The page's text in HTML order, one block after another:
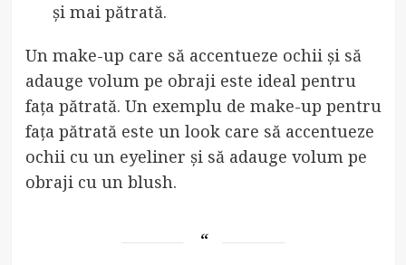
și mai pătrată.
Un make-up care să accentueze ochii și să
adauge volum pe obraji este ideal pentru
fața pătrată. Un exemplu de make-up pentru
fața pătrată este un look care să accentueze
ochii cu un eyeliner și să adauge volum pe
obraji cu un blush.